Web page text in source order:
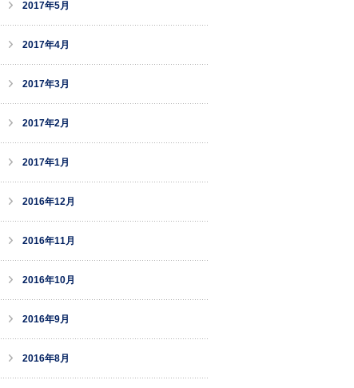
2017年5月
2017年4月
2017年3月
2017年2月
2017年1月
2016年12月
2016年11月
2016年10月
2016年9月
2016年8月